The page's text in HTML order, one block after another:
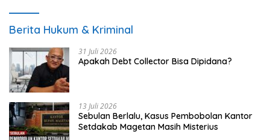
Berita Hukum & Kriminal
31 Juli 2026
Apakah Debt Collector Bisa Dipidana?
13 Juli 2026
Sebulan Berlalu, Kasus Pembobolan Kantor
Setdakab Magetan Masih Misterius